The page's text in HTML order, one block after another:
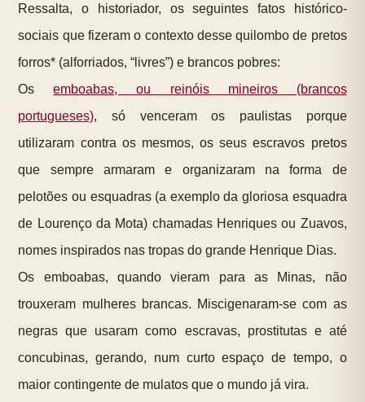
Ressalta, o historiador, os seguintes fatos histórico-
sociais que fizeram o contexto desse quilombo de pretos
forros* (alforriados, “livres”) e brancos pobres:
Osemboabas, ou reinóis mineiros (brancos
portugueses), só venceram os paulistas porque
utilizaram contra os mesmos, os seus escravos pretos
que sempre armaram e organizaram na forma de
pelotões ou esquadras (a exemplo da gloriosa esquadra
de Lourenço da Mota) chamadas Henriques ou Zuavos,
nomes inspirados nas tropas do grande Henrique Dias.
Os emboabas, quando vieram para as Minas, não
trouxeram mulheres brancas. Miscigenaram-se com as
negras que usaram como escravas, prostitutas e até
concubinas, gerando, num curto espaço de tempo, o
maior contingente de mulatos que o mundo já vira.